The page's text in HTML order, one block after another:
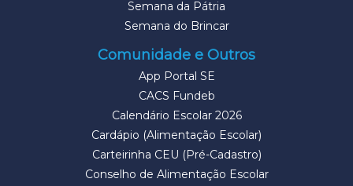
Semana da Pátria
Semana do Brincar
Comunidade e Outros
App Portal SE
CACS Fundeb
Calendário Escolar 2026
Cardápio (Alimentação Escolar)
Carteirinha CEU (Pré-Cadastro)
Conselho de Alimentação Escolar